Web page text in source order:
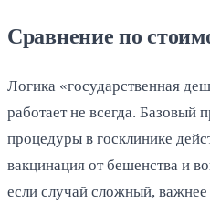
Сравнение по
Логика «государственная
работает не всегда. Базовый
процедуры в госклинике
вакцинация от бешенства и
если случай сложный, важнее